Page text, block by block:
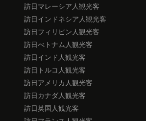
訪日マレーシア人観光客
訪日インドネシア人観光客
訪日フィリピン人観光客
訪日べトナム人観光客
訪日インド人観光客
訪日トルコ人観光客
訪日アメリカ人観光客
訪日カナダ人観光客
訪日英国人観光客